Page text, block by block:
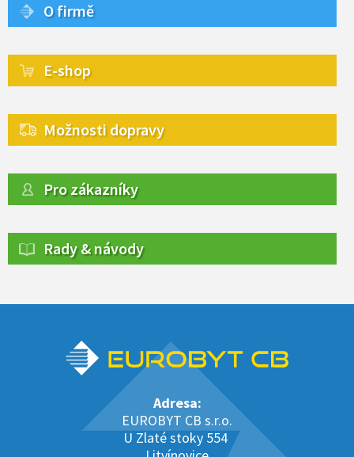
O firmě
E-shop
Možnosti dopravy
Pro zákazníky
Rady & návody
Adresa:
EUROBYT CB s.r.o.
U Zlaté stoky 554